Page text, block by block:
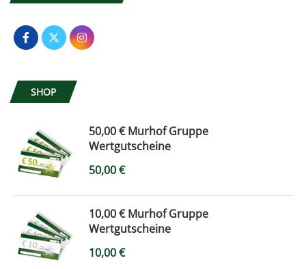
SHOP
50,00 € Murhof Gruppe
Wertgutscheine
50,00€
10,00 € Murhof Gruppe
Wertgutscheine
10,00€